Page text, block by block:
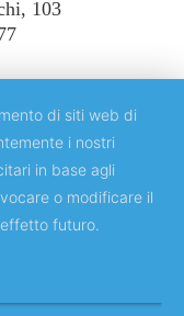
103
Vergata"
di siti web di
i nostri
in base agli
o modificare il
futuro.